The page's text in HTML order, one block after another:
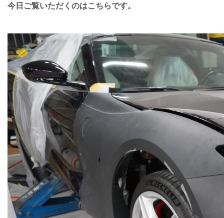
今日ご覧いただくのはこちらです。